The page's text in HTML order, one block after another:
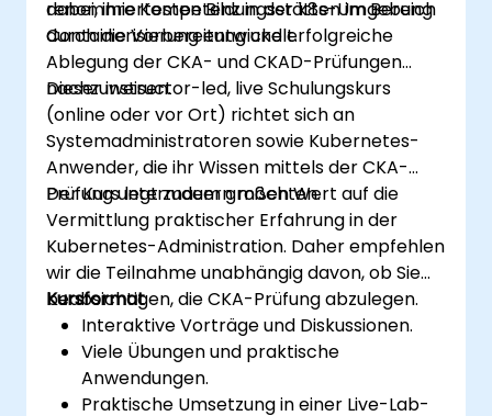
renommiertesten Bildungsstätten im Bereich
Containerisierung entwickelt.
dabei, ihre Kompetenz in der k8s-Umgebung
durch die Vorbereitung und erfolgreiche
Ablegung der CKA- und CKAD-Prüfungen
nachzuweisen.
Dieser instructor-led, live Schulungskurs
(online oder vor Ort) richtet sich an
Systemadministratoren sowie Kubernetes-
Anwender, die ihr Wissen mittels der CKA-
Prüfung untermauern möchten.
Der Kurs legt zudem großen Wert auf die
Vermittlung praktischer Erfahrung in der
Kubernetes-Administration. Daher empfehlen
wir die Teilnahme unabhängig davon, ob Sie
beabsichtigen, die CKA-Prüfung abzulegen.
Kursformat
Interaktive Vorträge und Diskussionen.
Viele Übungen und praktische
Anwendungen.
Praktische Umsetzung in einer Live-Lab-